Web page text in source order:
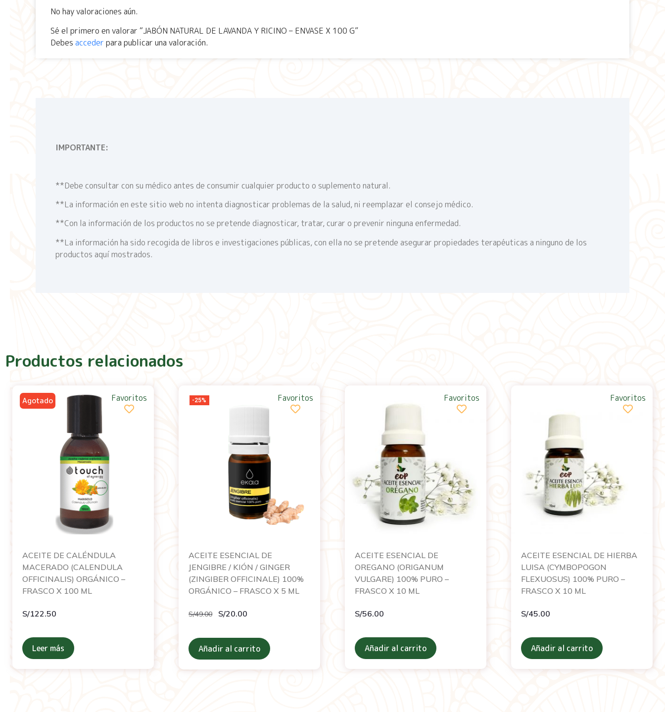
No hay valoraciones aún.
Sé el primero en valorar “JABÓN NATURAL DE LAVANDA Y RICINO – ENVASE X 100 G”
Debes acceder para publicar una valoración.
IMPORTANTE:
**Debe consultar con su médico antes de consumir cualquier producto o suplemento natural.
**La información en este sitio web no intenta diagnosticar problemas de la salud, ni reemplazar el consejo médico.
**Con la información de los productos no se pretende diagnosticar, tratar, curar o prevenir ninguna enfermedad.
**La información ha sido recogida de libros e investigaciones públicas, con ella no se pretende asegurar propiedades terapéuticas a ninguno de los
productos aquí mostrados.
Productos relacionados
ACEITE DE CALÉNDULA
MACERADO (CALENDULA
OFFICINALIS) ORGÁNICO –
FRASCO X 100 ML
S/122.50
Leer más
Favoritos -25%
ACEITE ESENCIAL DE
JENGIBRE / KIÓN / GINGER
(ZINGIBER OFFICINALE) 100%
ORGÁNICO – FRASCO X 5 ML
S/49.00 S/20.00
Añadir al carrito
Favoritos
ACEITE ESENCIAL DE
OREGANO (ORIGANUM
VULGARE) 100% PURO –
FRASCO X 10 ML
S/56.00
Añadir al carrito
Favoritos
ACEITE ESENCIAL DE HIERBA
LUISA (CYMBOPOGON
FLEXUOSUS) 100% PURO –
FRASCO X 10 ML
S/45.00
Añadir al carrito
Favoritos